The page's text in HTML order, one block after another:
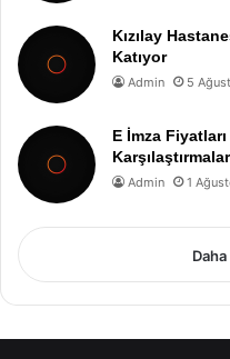
Kızılay
Katıyor
Admin 5
E İmza
Karşılaştırmalar
Admin 1